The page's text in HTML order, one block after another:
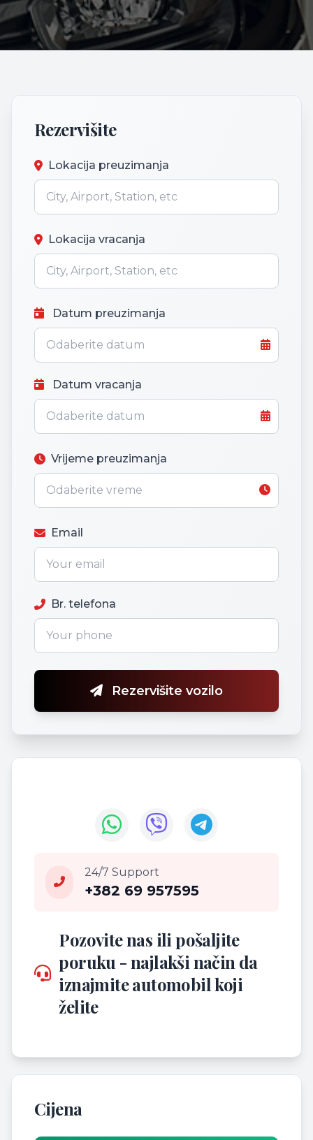
Rezervišite
Lokacija preuzimanja
Lokacija vracanja
Datum preuzimanja
Datum vracanja
Vrijeme preuzimanja
Email
Br. telefona
Rezervišite vozilo
24/7 Support
+382 69 957595
Pozovite nas ili pošaljite
poruku - najlakši način da
iznajmite automobil koji
želite
Cijena